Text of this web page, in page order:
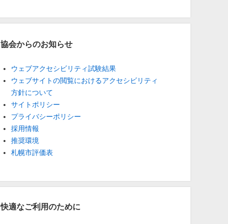
協会からのお知らせ
ウェブアクセシビリティ試験結果
ウェブサイトの閲覧におけるアクセシビリティ
方針について
サイトポリシー
プライバシーポリシー
採用情報
推奨環境
札幌市評価表
快適なご利用のために